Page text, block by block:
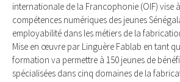
internationale de la Francophonie (OIF) vise
compétences numériques des jeunes
employabilité dans les métiers de la
Mise en œuvre par Linguère Fablab en tant
formation va permettre à 150 jeunes de
spécialisées dans cinq domaines de la